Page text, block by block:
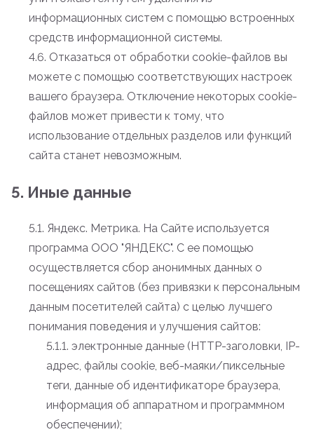
информационных систем с помощью встроенных
средств информационной системы.
4.6. Отказаться от обработки cookie-файлов вы
можете с помощью соответствующих настроек
вашего браузера. Отключение некоторых cookie-
файлов может привести к тому, что
использование отдельных разделов или функций
сайта станет невозможным.
5. Иные данные
5.1. Яндекс. Метрика. На Сайте используется
программа ООО "ЯНДЕКС". С ее помощью
осуществляется сбор анонимных данных о
посещениях сайтов (без привязки к персональным
данным посетителей сайта) с целью лучшего
понимания поведения и улучшения сайтов:
5.1.1. электронные данные (HTTP-заголовки, IP-
адрес, файлы cookie, веб-маяки/пиксельные
теги, данные об идентификаторе браузера,
информация об аппаратном и программном
обеспечении);